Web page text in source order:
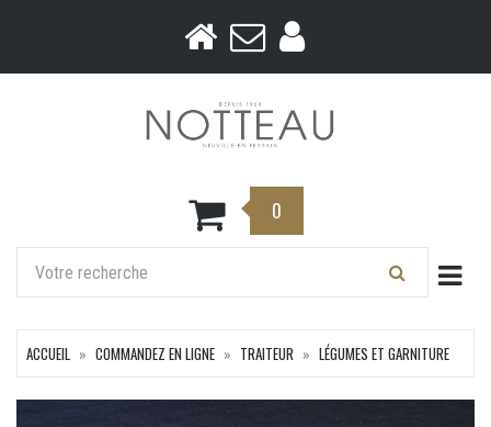
0
ACCUEIL COMMANDEZ EN LIGNE TRAITEUR LÉGUMES ET GARNITURE